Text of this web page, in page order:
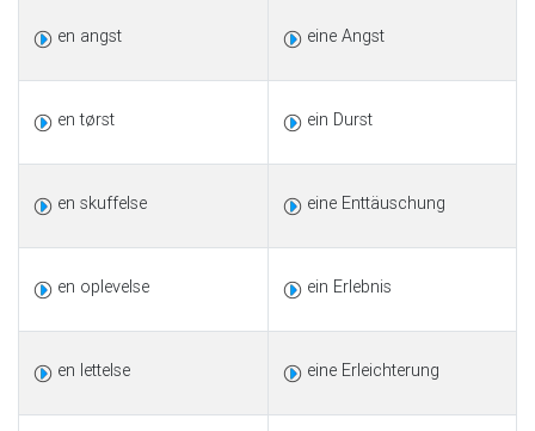
en angst eine Angst
en tørst ein Durst
en skuffelse eine Enttäuschung
en oplevelse ein Erlebnis
en lettelse eine Erleichterung